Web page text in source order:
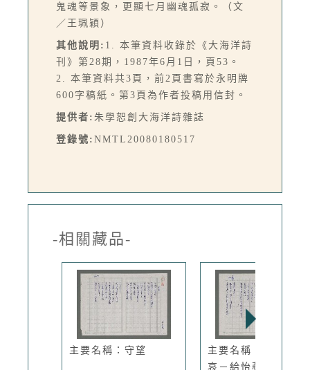
鬼魂等景象，更顯七月幽魂孤寂。（文
／王珮穎）
其他說明: 1. 本筆資料收錄於《大海洋詩
刊》第28期，1987年6月1日，頁53。
2. 本筆資料共3頁，前2頁書寫於永明牌
600字稿紙。第3頁為作者投稿用信封。
提供者: 朱學恕創大海洋詩雜誌
登錄號: NMTL20080180517
-相關藏品-
主要名稱：守望
主要名稱：展售與悲
哀－給怡蘋